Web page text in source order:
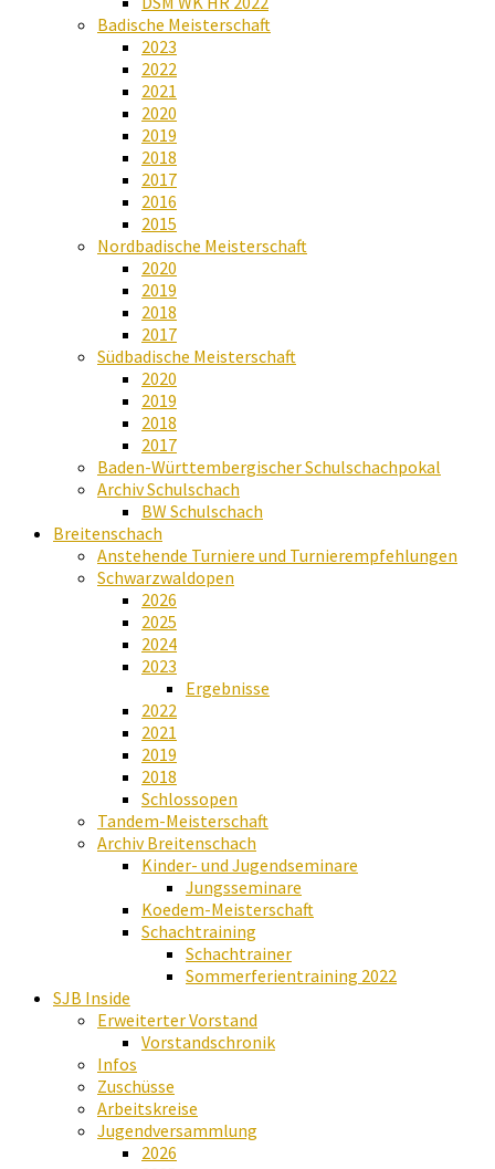
Badische Meisterschaft
2023
2022
2021
2020
2019
2018
2017
2016
2015
Nordbadische Meisterschaft
2020
2019
2018
2017
Südbadische Meisterschaft
2020
2019
2018
2017
Baden-Württembergischer Schulschachpokal
Archiv Schulschach
BW Schulschach
Breitenschach
Anstehende Turniere und Turnierempfehlungen
Schwarzwaldopen
2026
2025
2024
2023
Ergebnisse
2022
2021
2019
2018
Schlossopen
Tandem-Meisterschaft
Archiv Breitenschach
Kinder- und Jugendseminare
Jungsseminare
Koedem-Meisterschaft
Schachtraining
Schachtrainer
Sommerferientraining 2022
SJB Inside
Erweiterter Vorstand
Vorstandschronik
Infos
Zuschüsse
Arbeitskreise
Jugendversammlung
2026